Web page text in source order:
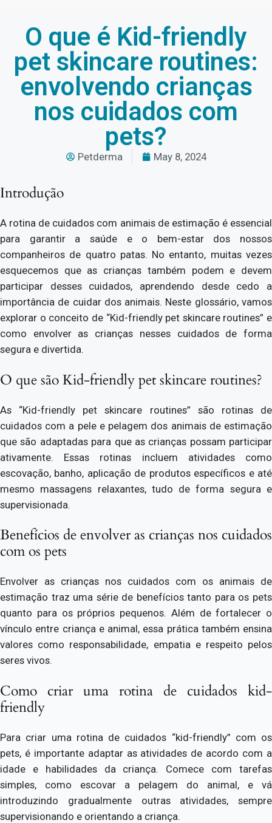
O que é Kid-friendly
pet skincare routines:
envolvendo crianças
nos cuidados com
pets?
Petderma May 8, 2024
Introdução
A rotina de cuidados com animais de estimação é essencial
para garantir a saúde e o bem-estar dos nossos
companheiros de quatro patas. No entanto, muitas vezes
esquecemos que as crianças também podem e devem
participar desses cuidados, aprendendo desde cedo a
importância de cuidar dos animais. Neste glossário, vamos
explorar o conceito de “Kid-friendly pet skincare routines” e
como envolver as crianças nesses cuidados de forma
segura e divertida.
O que são Kid-friendly pet skincare routines?
As “Kid-friendly pet skincare routines” são rotinas de
cuidados com a pele e pelagem dos animais de estimação
que são adaptadas para que as crianças possam participar
ativamente. Essas rotinas incluem atividades como
escovação, banho, aplicação de produtos específicos e até
mesmo massagens relaxantes, tudo de forma segura e
supervisionada.
Benefícios de envolver as crianças nos cuidados
com os pets
Envolver as crianças nos cuidados com os animais de
estimação traz uma série de benefícios tanto para os pets
quanto para os próprios pequenos. Além de fortalecer o
vínculo entre criança e animal, essa prática também ensina
valores como responsabilidade, empatia e respeito pelos
seres vivos.
Como criar uma rotina de cuidados kid-
friendly
Para criar uma rotina de cuidados “kid-friendly” com os
pets, é importante adaptar as atividades de acordo com a
idade e habilidades da criança. Comece com tarefas
simples, como escovar a pelagem do animal, e vá
introduzindo gradualmente outras atividades, sempre
supervisionando e orientando a criança.